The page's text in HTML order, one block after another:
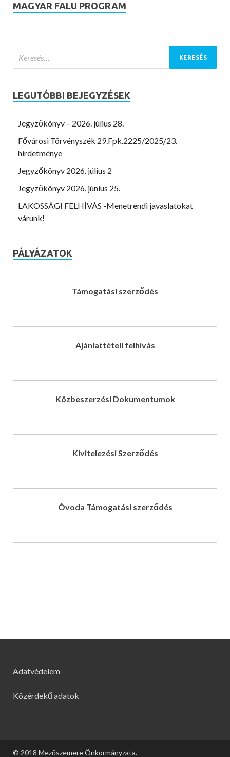
MAGYAR FALU PROGRAM
LEGUTÓBBI BEJEGYZÉSEK
Jegyzőkönyv – 2026. július 28.
Fővárosi Törvényszék 29.Fpk.2225/2025/23.
hirdetménye
Jegyzőkönyv 2026. július 2
Jegyzőkönyv 2026. június 25.
LAKOSSÁGI FELHÍVÁS -Menetrendi javaslatokat
várunk!
PÁLYÁZATOK
Támogatási szerződés
Ajánlattételi felhívás
Közbeszerzési Dokumentumok
Kivitelezési Szerződés
Óvoda Támogatási szerződés
Adatvédelem
Közérdekű adatok
© 2018 Mezőszemere Önkormányzata.